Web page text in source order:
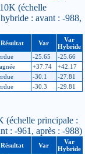
(échelle
: avant : -988,
Résultat Var
Var
Hybride
-25.65
-25.66
+37.74
+42.17
-30.1
-27.81
-30.3 -29.81
(échelle principale :
: -961, après : -988)
Résultat Var
Var
Hybride